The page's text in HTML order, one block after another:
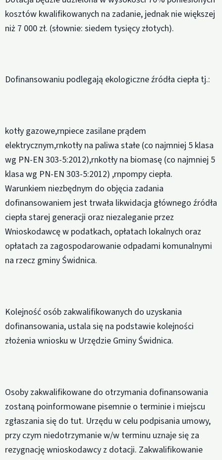
kosztów kwalifikowanych na zadanie, jednak nie większej
niż 7 000 zł. (słownie: siedem tysięcy złotych).
Dofinansowaniu podlegają ekologiczne źródła ciepła tj.:
kotły gazowe,rnpiece zasilane prądem
elektrycznym,rnkotły na paliwa stałe (co najmniej 5 klasa
wg PN-EN 303-5:2012),rnkotły na biomasę (co najmniej 5
klasa wg PN-EN 303-5:2012) ,rnpompy ciepła.
Warunkiem niezbędnym do objęcia zadania
dofinansowaniem jest trwała likwidacja głównego źródła
ciepła starej generacji oraz niezaleganie przez
Wnioskodawcę w podatkach, opłatach lokalnych oraz
opłatach za zagospodarowanie odpadami komunalnymi
na rzecz gminy Świdnica.
Kolejność osób zakwalifikowanych do uzyskania
dofinansowania, ustala się na podstawie kolejności
złożenia wniosku w Urzędzie Gminy Świdnica.
Osoby zakwalifikowane do otrzymania dofinansowania
zostaną poinformowane pisemnie o terminie i miejscu
zgłaszania się do tut. Urzędu w celu podpisania umowy,
przy czym niedotrzymanie w/w terminu uznaje się za
rezygnację wnioskodawcy z dotacji. Zakwalifikowanie